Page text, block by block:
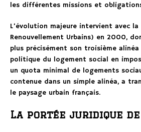
les différentes missions et
L’évolution majeure intervient avec la
Renouvellement Urbains) en 2000,
plus précisément son troisième
politique du logement social en
un quota minimal de logements
contenue dans un simple alinéa, a
le paysage urbain français.
La portée juridique